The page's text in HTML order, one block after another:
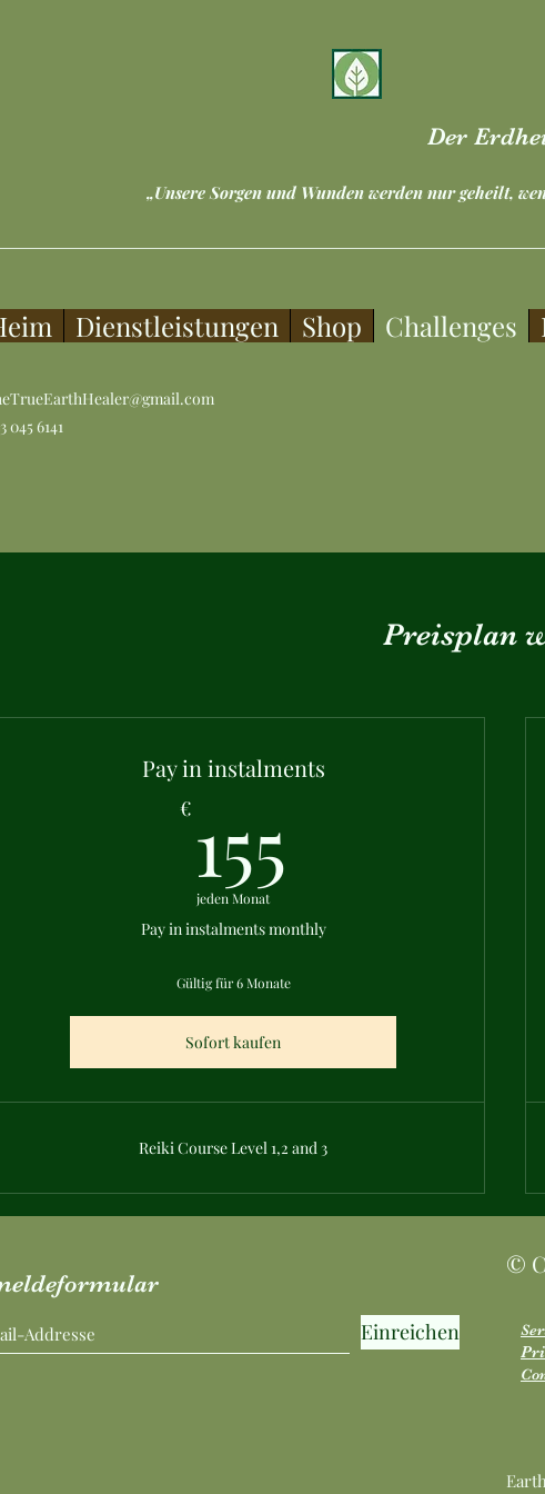
Der
„Unsere Sorgen und Wunden werden nur geheilt,
Dienstleistungen Shop Challenges
045 6141
Preisplan
Pay in instalments
€ 155
jeden Monat
Pay in instalments monthly
Gültig für 6 Monate
Sofort kaufen
Reiki Course Level 1,2 and 3
Einreichen
©